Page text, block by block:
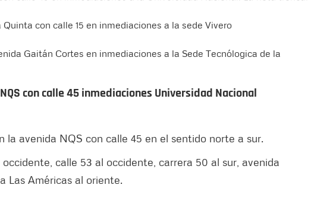
con calle 15 en inmediaciones a la sede Vivero
Gaitán Cortes en inmediaciones a la Sede Tecnólogica de la
con calle 45 inmediaciones Universidad Nacional
la avenida NQS con calle 45 en el sentido norte a sur.
calle 53 al occidente, carrera 50 al sur, avenida
Las Américas al oriente.